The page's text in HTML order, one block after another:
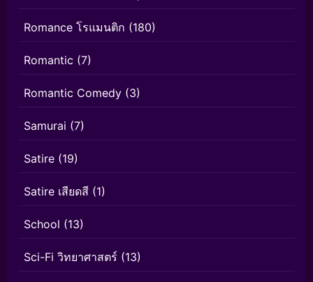
Romance โรแมนติก (180)
Romantic (7)
Romantic Comedy (3)
Samurai (7)
Satire (19)
Satire เสียดสี (1)
School (13)
Sci-Fi วิทยาศาสตร์ (13)